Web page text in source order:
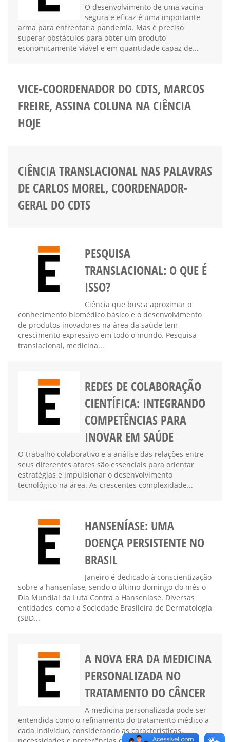
O desenvolvimento de uma vacina
segura e eficaz é uma importante
arma para enfrentar a pandemia. Mas é preciso
superar obstáculos para obter um produto
economicamente viável e em quantidade capaz de...
VICE-COORDENADOR DO CDTS, MARCOS
FREIRE, ASSINA COLUNA NA CIÊNCIA
HOJE
CIÊNCIA TRANSLACIONAL NAS PALAVRAS
DE CARLOS MOREL, COORDENADOR-
GERAL DO CDTS
PESQUISA
TRANSLACIONAL: O QUE É
ISSO?
Ciência que busca aproximar o
conhecimento biomédico básico e o desenvolvimento
de produtos inovadores na área da saúde tem
crescimento expressivo em todo o mundo. Pesquisa
translacional, medicina...
REDES DE COLABORAÇÃO
CIENTÍFICA: INTEGRANDO
COMPETÊNCIAS PARA
INOVAR EM SAÚDE
O trabalho colaborativo e a análise das relações entre
seus diferentes atores são essenciais para orientar
estratégias e impulsionar o desenvolvimento
tecnológico na área. As crescentes complexidade...
HANSENÍASE: UMA
DOENÇA PERSISTENTE NO
BRASIL
Janeiro é dedicado à conscientização
sobre a hanseníase, sendo o último domingo do mês o
Dia Mundial da Luta Contra a Hanseníase. Diversas
entidades, como a Sociedade Brasileira de Dermatologia
(SBD...
A NOVA ERA DA MEDICINA
PERSONALIZADA NO
TRATAMENTO DO CÂNCER
A medicina personalizada pode ser
entendida como o refinamento do tratamento médico a
cada indivíduo, considerando as características,